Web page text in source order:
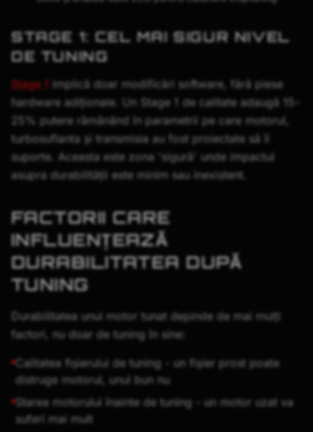
STAGE 1: CEL MAI SIGUR NIVEL
DE TUNING
Stage 1 implică doar modificări software, fără piese
hardware adiționale. Un Stage 1 de calitate adaugă 15-
25% putere rămânând în parametrii pe care motorul,
turbosuflanta și transmisia au fost proiectate să îi
suporte. Aceasta este zona 'sigură' unde impactul
asupra durabilității este minim sau inexistent.
FACTORII CARE
INFLUENȚEAZĂ
DURABILITATEA DUPĂ
TUNING
Durabilitatea unui motor tunat depinde de mai mulți
factori, nu doar de tuning în sine:
Calitatea fișierului de tuning - un fișier prost poate
distruge motorul, unul bun nu
Starea motorului înainte de tuning - un motor uzat va
suferi mai mult